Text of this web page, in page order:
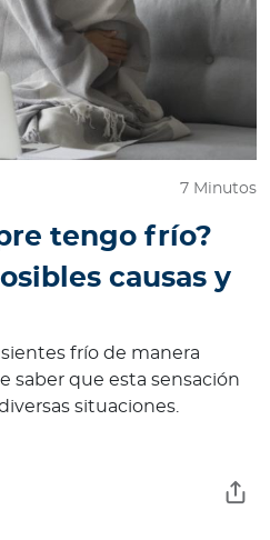
7 Minutos
tengo frío?
causas y
frío de manera
saber que esta sensación
situaciones.